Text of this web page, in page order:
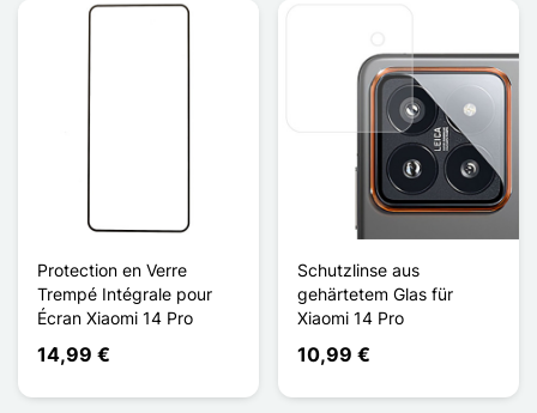
Protection en Verre
Trempé Intégrale pour
Écran Xiaomi 14 Pro
14,99 €
Schutzlinse aus
gehärtetem Glas für
Xiaomi 14 Pro
10,99 €